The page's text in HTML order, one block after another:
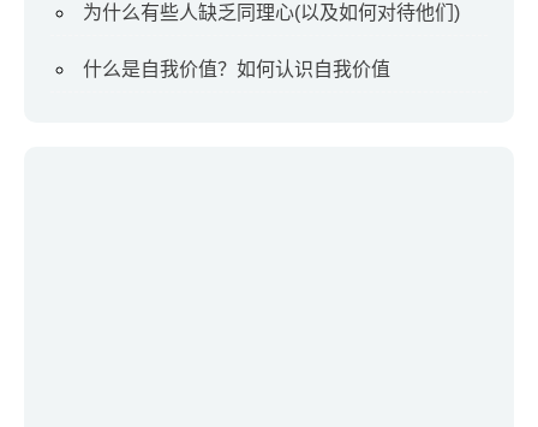
为什么有些人缺乏同理心(以及如何对待他们)
什么是自我价值？如何认识自我价值